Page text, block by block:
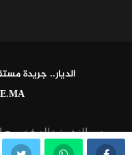
الديار.. جريدة
مدير النشر: خالد فخير -